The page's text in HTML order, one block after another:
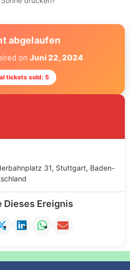
abgelaufen
on Juni 22, 2024
tickets sold: 5
31, Stuttgart, Baden-
Dieses Ereignis